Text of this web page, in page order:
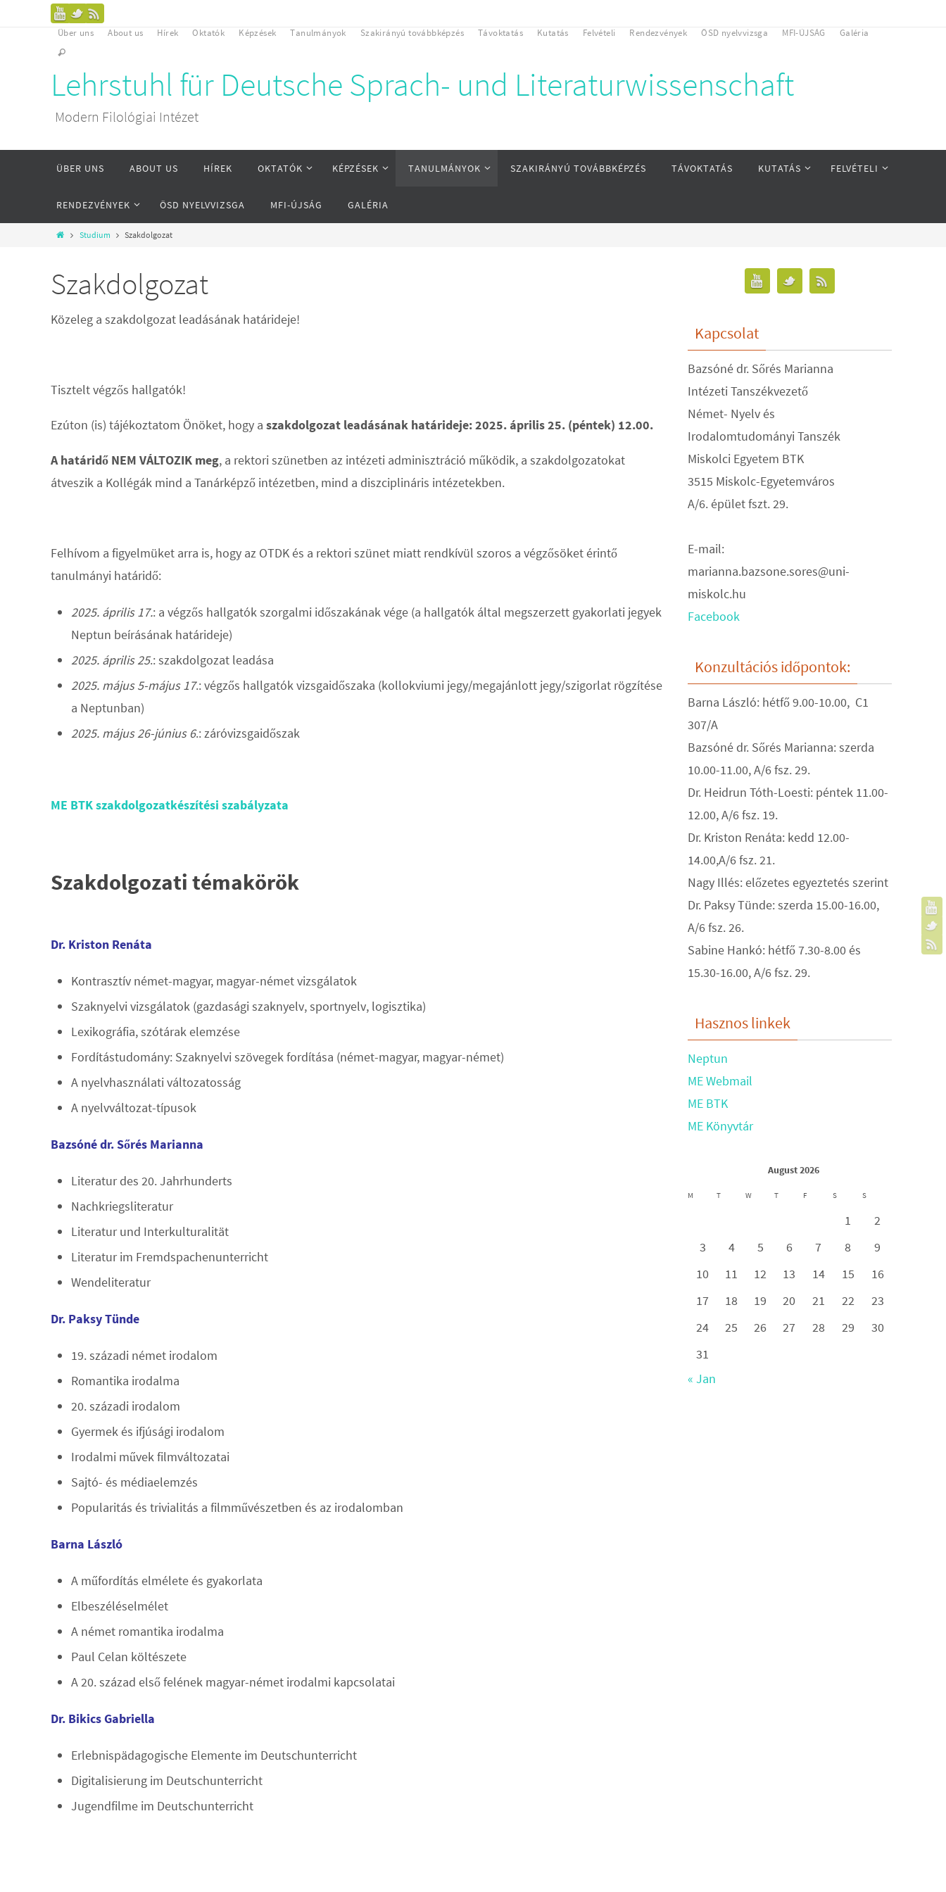
Über uns About us Hírek Oktatók Képzések Tanulmányok Szakirányú továbbképzés Távoktatás Kutatás Felvételi Rendezvények ÖSD nyelvvizsga MFI-ÚJSÁG Galéria
Lehrstuhl für Deutsche Sprach- und Literaturwissenschaft
Modern Filológiai Intézet
ÜBER UNS ABOUT US HÍREK OKTATÓK KÉPZÉSEK TANULMÁNYOK SZAKIRÁNYÚ TOVÁBBKÉPZÉS TÁVOKTATÁS KUTATÁS FELVÉTELI
RENDEZVÉNYEK ÖSD NYELVVIZSGA MFI-ÚJSÁG GALÉRIA
Studium Szakdolgozat
Szakdolgozat
Közeleg a szakdolgozat leadásának határideje!
Tisztelt végzős hallgatók!
Ezúton (is) tájékoztatom Önöket, hogy a szakdolgozat leadásának határideje: 2025. április 25. (péntek) 12.00.
A határidő NEM VÁLTOZIK meg, a rektori szünetben az intézeti adminisztráció működik, a szakdolgozatokat
átveszik a Kollégák mind a Tanárképző intézetben, mind a diszciplináris intézetekben.
Felhívom a figyelmüket arra is, hogy az OTDK és a rektori szünet miatt rendkívül szoros a végzősöket érintő
tanulmányi határidő:
2025. április 17.: a végzős hallgatók szorgalmi időszakának vége (a hallgatók által megszerzett gyakorlati jegyek
Neptun beírásának határideje)
2025. április 25.: szakdolgozat leadása
2025. május 5-május 17.: végzős hallgatók vizsgaidőszaka (kollokviumi jegy/megajánlott jegy/szigorlat rögzítése
a Neptunban)
2025. május 26-június 6.: záróvizsgaidőszak
ME BTK szakdolgozatkészítési szabályzata
Szakdolgozati témakörök
Dr. Kriston Renáta
Kontrasztív német-magyar, magyar-német vizsgálatok
Szaknyelvi vizsgálatok (gazdasági szaknyelv, sportnyelv, logisztika)
Lexikográfia, szótárak elemzése
Fordítástudomány: Szaknyelvi szövegek fordítása (német-magyar, magyar-német)
A nyelvhasználati változatosság
A nyelvváltozat-típusok
Bazsóné dr. Sőrés Marianna
Literatur des 20. Jahrhunderts
Nachkriegsliteratur
Literatur und Interkulturalität
Literatur im Fremdspachenunterricht
Wendeliteratur
Dr. Paksy Tünde
19. századi német irodalom
Romantika irodalma
20. századi irodalom
Gyermek és ifjúsági irodalom
Irodalmi művek filmváltozatai
Sajtó- és médiaelemzés
Popularitás és trivialitás a filmművészetben és az irodalomban
Barna László
A műfordítás elmélete és gyakorlata
Elbeszéléselmélet
A német romantika irodalma
Paul Celan költészete
A 20. század első felének magyar-német irodalmi kapcsolatai
Dr. Bikics Gabriella
Erlebnispädagogische Elemente im Deutschunterricht
Digitalisierung im Deutschunterricht
Jugendfilme im Deutschunterricht
Kapcsolat
Bazsóné dr. Sőrés Marianna
Intézeti Tanszékvezető
Német- Nyelv és
Irodalomtudományi Tanszék
Miskolci Egyetem BTK
3515 Miskolc-Egyetemváros
A/6. épület fszt. 29.
E-mail:
marianna.bazsone.sores@uni-
miskolc.hu
Facebook
Konzultációs időpontok:
Barna László: hétfő 9.00-10.00, C1
307/A
Bazsóné dr. Sőrés Marianna: szerda
10.00-11.00, A/6 fsz. 29.
Dr. Heidrun Tóth-Loesti: péntek 11.00-
12.00, A/6 fsz. 19.
Dr. Kriston Renáta: kedd 12.00-
14.00,A/6 fsz. 21.
Nagy Illés: előzetes egyeztetés szerint
Dr. Paksy Tünde: szerda 15.00-16.00,
A/6 fsz. 26.
Sabine Hankó: hétfő 7.30-8.00 és
15.30-16.00, A/6 fsz. 29.
Hasznos linkek
Neptun
ME Webmail
ME BTK
ME Könyvtár
August 2026
M T W T F S S
« Jan
1
2
3
4 5 6 7 8
9
10
11 12 13 14 15
16
17
18 19 20 21 22
23
24
25 26 27 28 29
30
31